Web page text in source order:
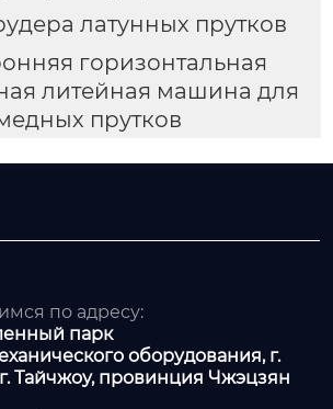
латунных прутков
горизонтальная
литейная машина для
прутков
по адресу:
парк
оборудования, г.
Тайчжоу, провинция Чжэцзян